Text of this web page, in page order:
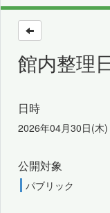
館内整理
日時
2026年04月30日(木)
公開対象
パブリック